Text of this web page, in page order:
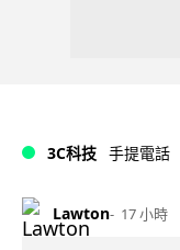
3C科技 手提電話
Lawton 17 小時